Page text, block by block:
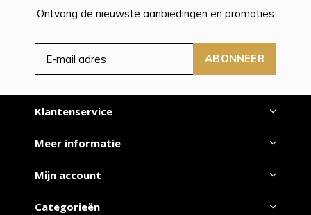
Ontvang de nieuwste aanbiedingen en promoties
ABONNEER
Klantenservice
Meer informatie
Mijn account
Categorieën